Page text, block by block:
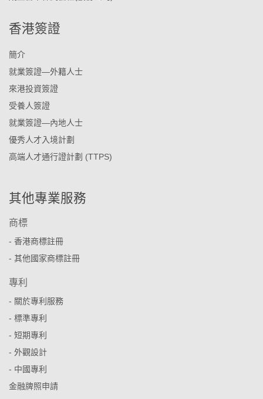
香港簽證
簡介
就業簽證—外籍人士
來港投資簽證
受養人簽證
就業簽證—內地人士
優秀人才入境計劃
高端人才通行證計劃 (TTPS)
其他專業服務
商標
- 香港商標註冊
- 其他國家商標註冊
專利
- 關於專利服務
- 標準專利
- 短期專利
- 外觀設計
- 中國專利
金融牌照申請